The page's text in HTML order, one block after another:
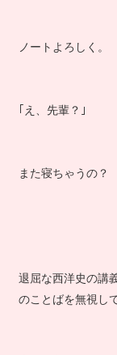
ノートよろしく。
｢え、先輩？｣
また寝ちゃうの？
退屈な西洋史の講
のことばを無視し